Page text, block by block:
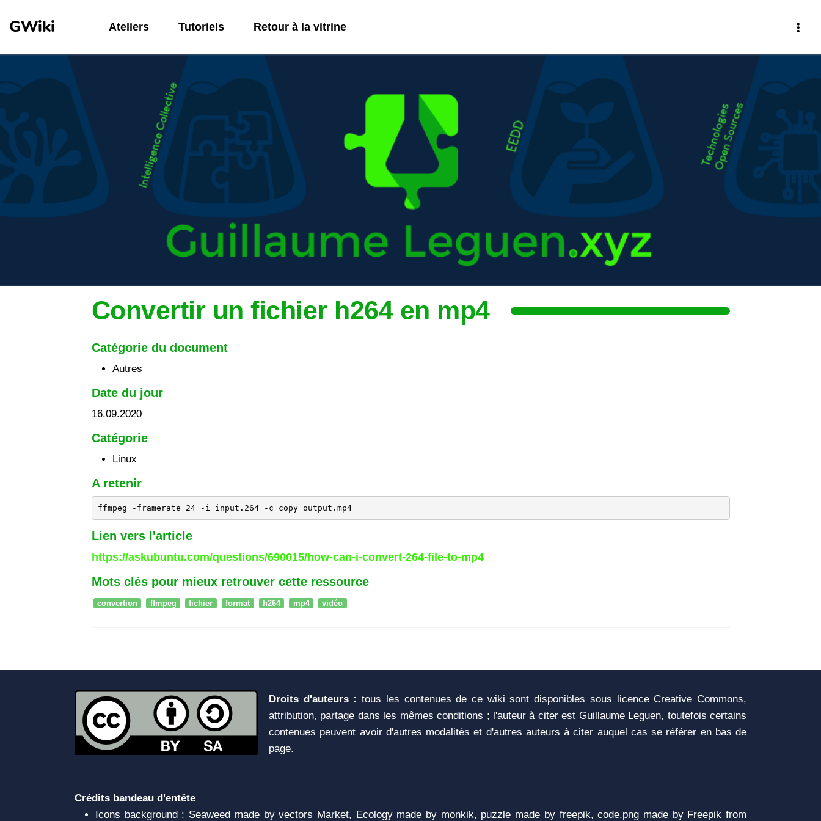
GWiki Ateliers Tutoriels Retour à la vitrine
Convertir un fichier h264 en mp4
Catégorie du document
Autres
Date du jour
16.09.2020
Catégorie
Linux
A retenir
ffmpeg -framerate 24 -i input.264 -c copy output.mp4
Lien vers l'article
https://askubuntu.com/questions/690015/how-can-i-convert-264-file-to-mp4
Mots clés pour mieux retrouver cette ressource
convertion ffmpeg fichier format h264 mp4 vidéo
Droits d'auteurs : tous les contenues de ce wiki sont disponibles sous licence Creative Commons,
attribution, partage dans les mêmes conditions ; l'auteur à citer est Guillaume Leguen, toutefois certains
contenues peuvent avoir d'autres modalités et d'autres auteurs à citer auquel cas se référer en bas de
page.
Crédits bandeau d'entête
Icons background : Seaweed made by vectors Market, Ecology made by monkik, puzzle made by freepik, code.png made by Freepik from